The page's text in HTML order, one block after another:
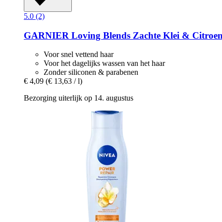
5.0 (2)
GARNIER Loving Blends Zachte Klei &
Voor snel vettend haar
Voor het dagelijks wassen van het haar
Zonder siliconen & parabenen
€ 4,09 (€ 13,63 / l)
Bezorging uiterlijk op 14. augustus